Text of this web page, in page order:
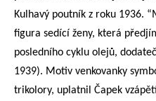
Kulhavý poutník z roku 1936.
figura sedící ženy, která
posledního cyklu olejů,
1939). Motiv venkovanky
trikolory, uplatnil Čapek